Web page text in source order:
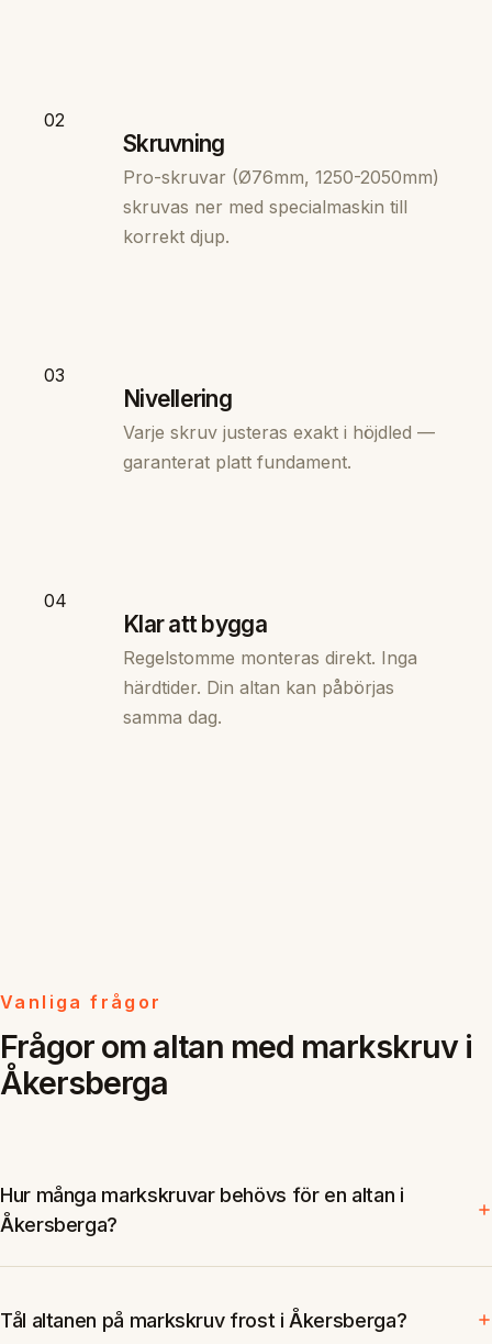
02
Skruvning
Pro-skruvar (Ø76mm, 1250-2050mm)
skruvas ner med specialmaskin till
korrekt djup.
03
Nivellering
Varje skruv justeras exakt i höjdled —
garanterat platt fundament.
04
Klar att bygga
Regelstomme monteras direkt. Inga
härdtider. Din altan kan påbörjas
samma dag.
Vanliga frågor
Frågor om altan med markskruv i
Åkersberga
Hur många markskruvar behövs för en altan i
Åkersberga?
Tål altanen på markskruv frost i Åkersberga?